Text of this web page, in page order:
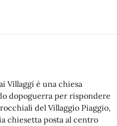
Villaggi è una chiesa
dopoguerra per rispondere
del Villaggio Piaggio,
chiesetta posta al centro